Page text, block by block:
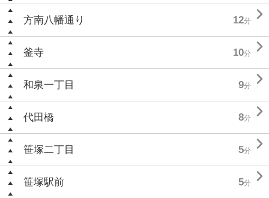
方南八幡通り 12分 
釜寺 10分 
和泉一丁目 9分 
代田橋 8分 
笹塚二丁目 5分 
笹塚駅前 5分 